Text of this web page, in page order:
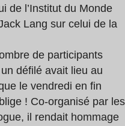
de l’Institut du Monde
Lang sur celui de la
de participants
défilé avait lieu au
le vendredi en fin
! Co-organisé par les
il rendait hommage